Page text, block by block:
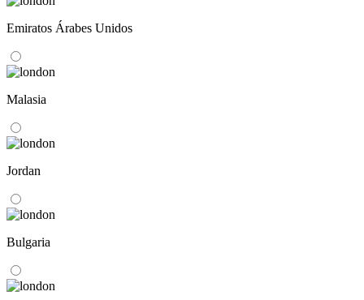
Emiratos Árabes Unidos
Malasia
Jordan
Bulgaria